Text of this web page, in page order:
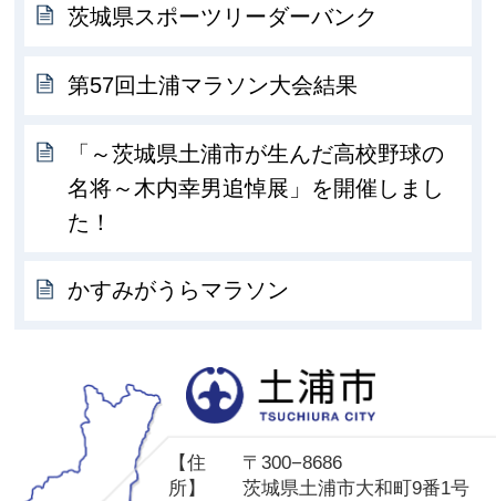
茨城県スポーツリーダーバンク
第57回土浦マラソン大会結果
「～茨城県土浦市が生んだ高校野球の
名将～木内幸男追悼展」を開催しまし
た！
かすみがうらマラソン
【住
所】
〒300−8686
茨城県土浦市大和町9番1号